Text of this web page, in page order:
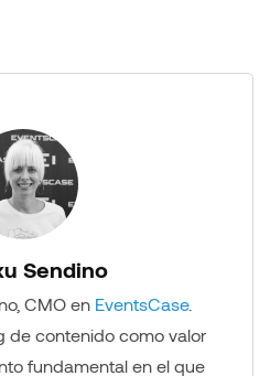
Sendino
CMO en EventsCase.
de contenido como valor
fundamental en el que